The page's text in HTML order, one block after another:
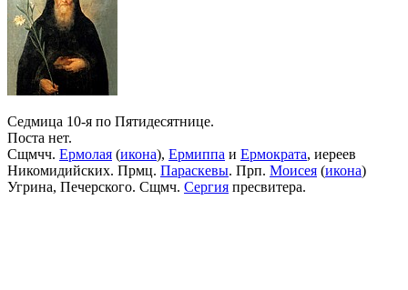
Седмица 10-я по Пятидесятнице.
Поста нет.
Сщмчч. Ермолая (икона), Ермиппа и Ермократа, иереев
Никомидийских. Прмц. Параскевы. Прп. Моисея (икона)
Угрина, Печерского. Сщмч. Сергия пресвитера.